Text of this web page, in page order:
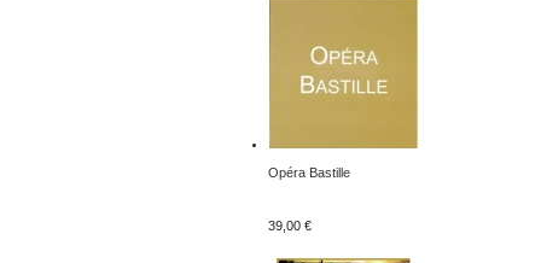
Opéra Bastille
39,00 €